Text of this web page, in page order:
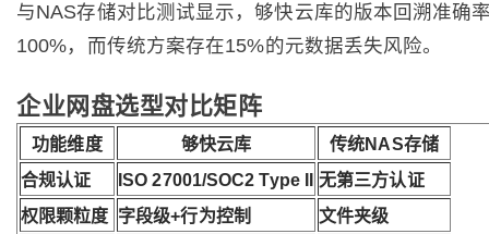
与NAS存储对比测试显示，够快云库的版本回溯准确
100%，而传统方案存在15%的元数据丢失风险。
企业网盘选型对比矩阵
功能维度 够快云库
传统NAS存储
合规认证
ISO 27001/SOC2 Type II
无第三方认证
权限颗粒度 字段级+行为控制
文件夹级